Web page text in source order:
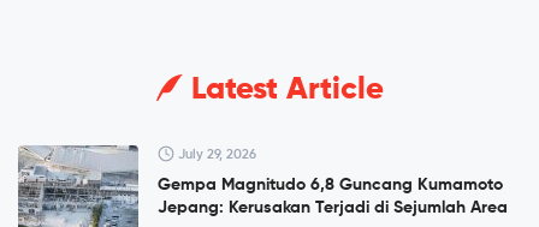
Latest Article
July 29, 2026
Gempa Magnitudo 6,8 Guncang Kumamoto
Jepang: Kerusakan Terjadi di Sejumlah Area